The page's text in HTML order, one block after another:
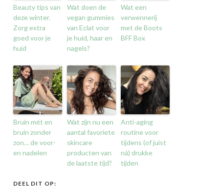
Beauty tips van
deze winter.
Zorg extra
goed voor je
huid
Wat doen de
vegan gummies
van Eclat voor
je huid, haar en
nagels?
Wat een
verwennerij
met de Boots
BFF Box
Bruin mét en
bruin zonder
zon… de voor-
en nadelen
Wat zijn nu een
aantal favoriete
skincare
producten van
de laatste tijd?
Anti-aging
routine voor
tijdens (of juist
ná) drukke
tijden
DEEL DIT OP: